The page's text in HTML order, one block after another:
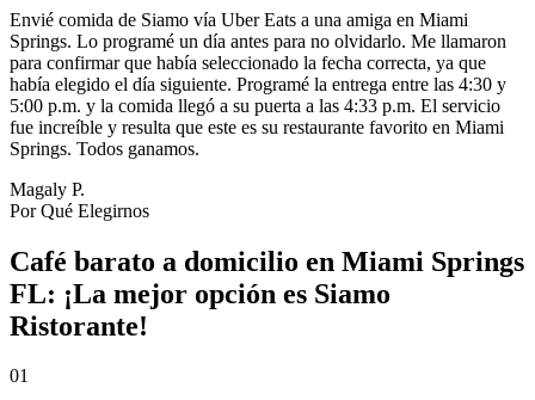
Envié comida de Siamo vía Uber Eats a una amiga en Miami
Springs. Lo programé un día antes para no olvidarlo. Me llamaron
para confirmar que había seleccionado la fecha correcta, ya que
había elegido el día siguiente. Programé la entrega entre las 4:30 y
5:00 p.m. y la comida llegó a su puerta a las 4:33 p.m. El servicio
fue increíble y resulta que este es su restaurante favorito en Miami
Springs. Todos ganamos.
Magaly P.
Por Qué Elegirnos
Café barato a domicilio en Miami Springs
FL: ¡La mejor opción es Siamo
Ristorante!
01